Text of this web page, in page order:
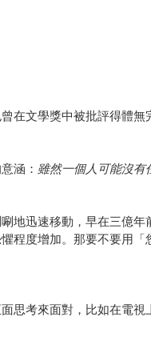
在文學獎中被批評得體
涵： 雖然一個人可能沒有
地迅速移動，早在三億
程度增加。那要不要用
思考來面對，比如在電